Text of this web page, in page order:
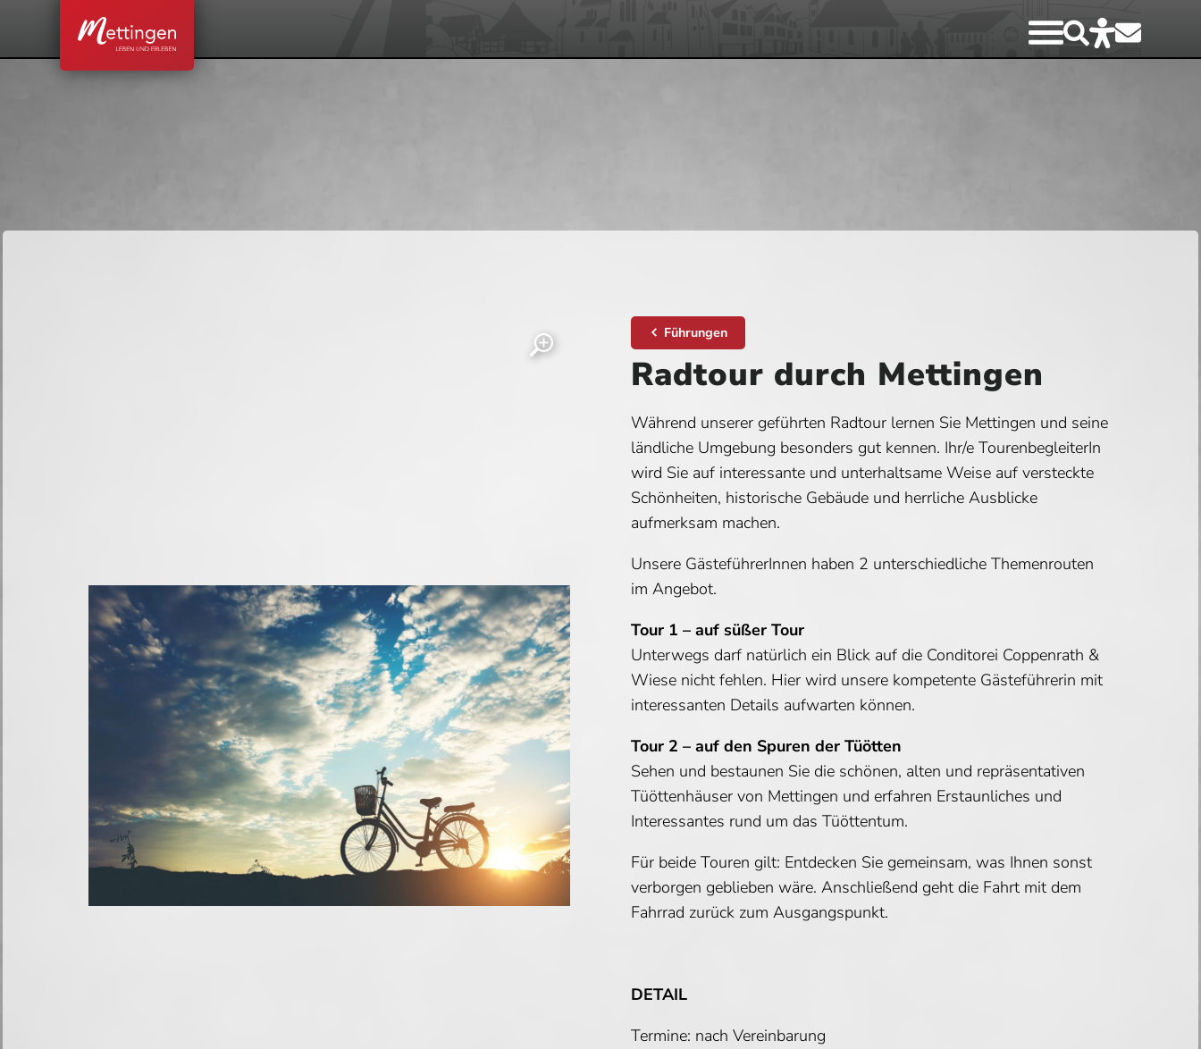
Führungen
Radtour durch Mettingen
Während unserer geführten Radtour lernen Sie Mettingen und seine
ländliche Umgebung besonders gut kennen. Ihr/e TourenbegleiterIn
wird Sie auf interessante und unterhaltsame Weise auf versteckte
Schönheiten, historische Gebäude und herrliche Ausblicke
aufmerksam machen.
Unsere GästeführerInnen haben 2 unterschiedliche Themenrouten
im Angebot.
Tour 1 – auf süßer Tour
Unterwegs darf natürlich ein Blick auf die Conditorei Coppenrath &
Wiese nicht fehlen. Hier wird unsere kompetente Gästeführerin mit
interessanten Details aufwarten können.
Tour 2 – auf den Spuren der Tüötten
Sehen und bestaunen Sie die schönen, alten und repräsentativen
Tüöttenhäuser von Mettingen und erfahren Erstaunliches und
Interessantes rund um das Tüöttentum.
Für beide Touren gilt: Entdecken Sie gemeinsam, was Ihnen sonst
verborgen geblieben wäre. Anschließend geht die Fahrt mit dem
Fahrrad zurück zum Ausgangspunkt.
DETAIL
Termine: nach Vereinbarung